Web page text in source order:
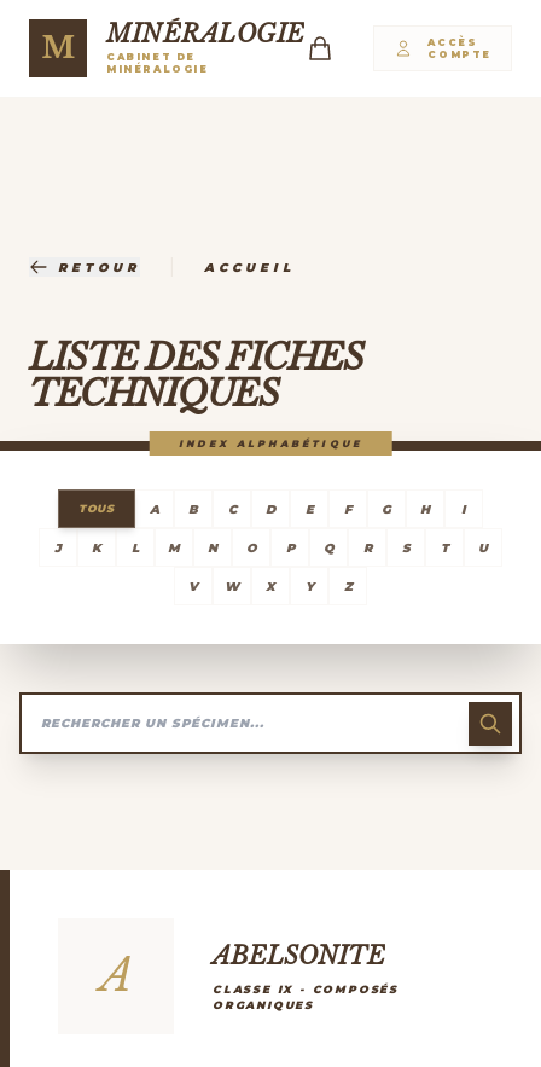
M MINÉRALOGIE
CABINET DE
MINÉRALOGIE
ACCÈS
COMPTE
RETOUR ACCUEIL
LISTE DES FICHES
TECHNIQUES
INDEX ALPHABÉTIQUE
TOUS A B C D E F G H I
J K L M N O P Q R S T U
V W X Y Z
A ABELSONITE
CLASSE IX - COMPOSÉS
ORGANIQUES